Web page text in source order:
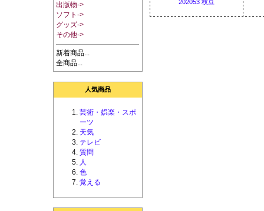
出版物->
ソフト->
グッズ->
その他->
新着商品...
全商品...
人気商品
芸術・娯楽・スポ
ーツ
天気
テレビ
質問
人
色
覚える
202053 枝豆